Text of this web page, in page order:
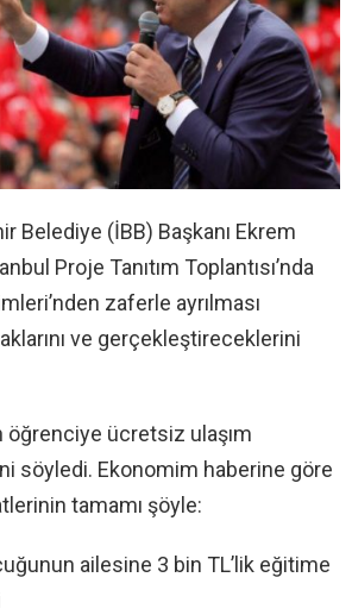
Belediye (İBB) Başkanı Ekrem
Proje Tanıtım Toplantısı’nda
zaferle ayrılması
ve gerçekleştireceklerini
öğrenciye ücretsiz ulaşım
söyledi. Ekonomim haberine göre
tamamı şöyle:
ailesine 3 bin TL’lik eğitime